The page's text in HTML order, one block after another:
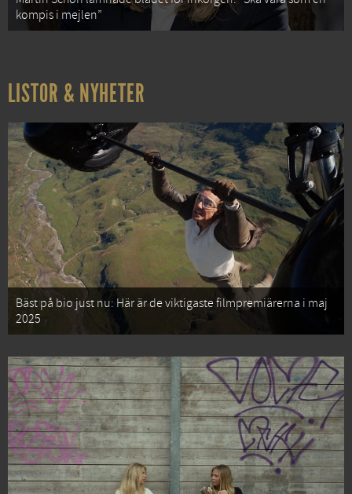
kompis i mejlen”
LISTOR & NYHETER
Bäst på bio just nu: Här är de viktigaste filmpremiärerna i maj
2025